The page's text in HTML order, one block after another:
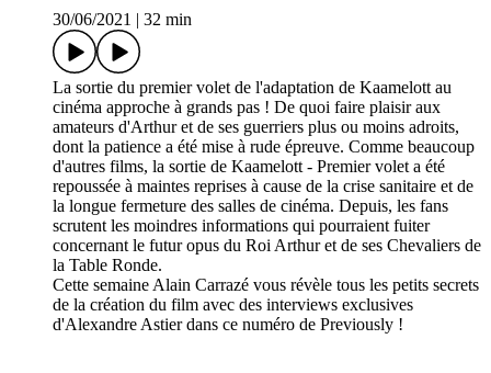
30/06/2021
32 min
La sortie du premier volet de l'adaptation de Kaamelott au
cinéma approche à grands pas ! De quoi faire plaisir aux
amateurs d'Arthur et de ses guerriers plus ou moins adroits,
dont la patience a été mise à rude épreuve. Comme beaucoup
d'autres films, la sortie de Kaamelott - Premier volet a été
repoussée à maintes reprises à cause de la crise sanitaire et de
la longue fermeture des salles de cinéma. Depuis, les fans
scrutent les moindres informations qui pourraient fuiter
concernant le futur opus du Roi Arthur et de ses Chevaliers de
la Table Ronde.
Cette semaine Alain Carrazé vous révèle tous les petits secrets
de la création du film avec des interviews exclusives
d'Alexandre Astier dans ce numéro de Previously !